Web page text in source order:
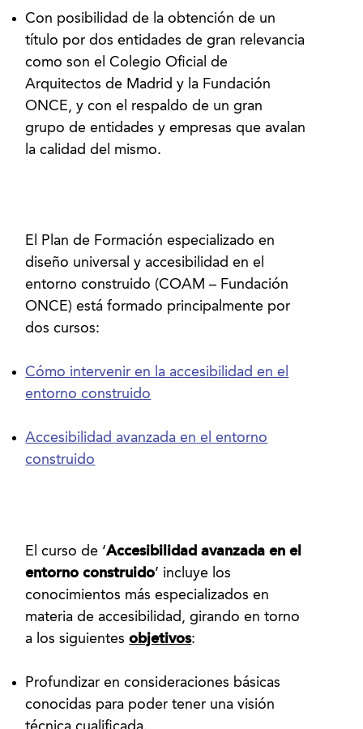
Con posibilidad de la obtención de un
título por dos entidades de gran relevancia
como son el Colegio Oficial de
Arquitectos de Madrid y la Fundación
ONCE, y con el respaldo de un gran
grupo de entidades y empresas que avalan
la calidad del mismo.
El Plan de Formación especializado en
diseño universal y accesibilidad en el
entorno construido (COAM – Fundación
ONCE) está formado principalmente por
Cómo intervenir en la accesibilidad en el
entorno construido
Accesibilidad avanzada en el entorno
construido
El curso de ‘Accesibilidad avanzada en el
entorno construido’ incluye los
conocimientos más especializados en
materia de accesibilidad, girando en torno
a los siguientesobjetivos
Profundizar en consideraciones básicas
conocidas para poder tener una visión